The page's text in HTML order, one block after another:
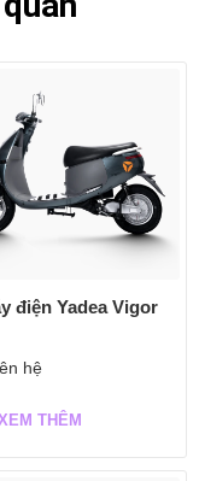
điện Yadea Vigor
hệ
THÊM